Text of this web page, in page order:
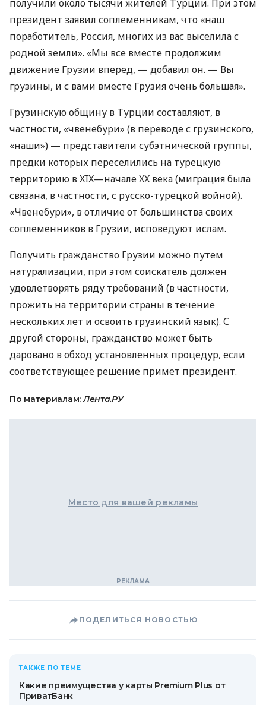
получили около тысячи жителей Турции. При этом
президент заявил соплеменникам, что «наш
поработитель, Россия, многих из вас выселила с
родной земли». «Мы все вместе продолжим
движение Грузии вперед, — добавил он. — Вы
грузины, и с вами вместе Грузия очень большая».
Грузинскую общину в Турции составляют, в
частности, «чвенебури» (в переводе с грузинского,
«наши») — представители субэтнической группы,
предки которых переселились на турецкую
территорию в XIX—начале XX века (миграция была
связана, в частности, с русско-турецкой войной).
«Чвенебури», в отличие от большинства своих
соплеменников в Грузии, исповедуют ислам.
Получить гражданство Грузии можно путем
натурализации, при этом соискатель должен
удовлетворять ряду требований (в частности,
прожить на территории страны в течение
нескольких лет и освоить грузинский язык). С
другой стороны, гражданство может быть
даровано в обход установленных процедур, если
соответствующее решение примет президент.
По материалам:Лента.РУ
Место для вашей рекламы
ПОДЕЛИТЬСЯ НОВОСТЬЮ
ТАКЖЕ ПО ТЕМЕ
Какие преимущества у карты Premium Plus от
ПриватБанк